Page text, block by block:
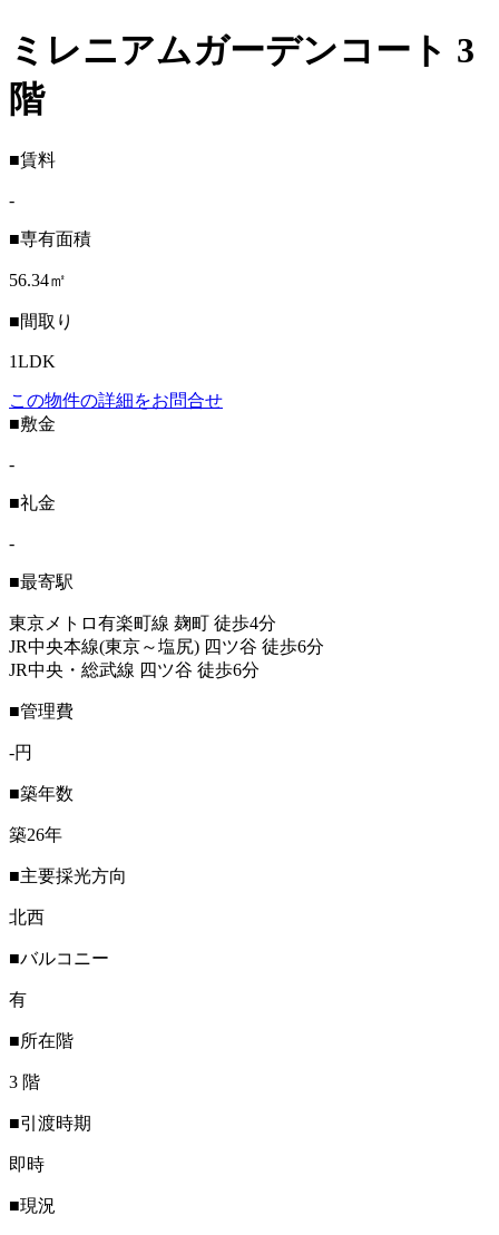
ミレニアムガーデンコート 3
階
■賃料
-
■専有面積
56.34㎡
■間取り
1LDK
この物件の詳細をお問合せ
■敷金
-
■礼金
-
■最寄駅
東京メトロ有楽町線 麹町 徒歩4分
JR中央本線(東京～塩尻) 四ツ谷 徒歩6分
JR中央・総武線 四ツ谷 徒歩6分
■管理費
-円
■築年数
築26年
■主要採光方向
北西
■バルコニー
有
■所在階
3 階
■引渡時期
即時
■現況